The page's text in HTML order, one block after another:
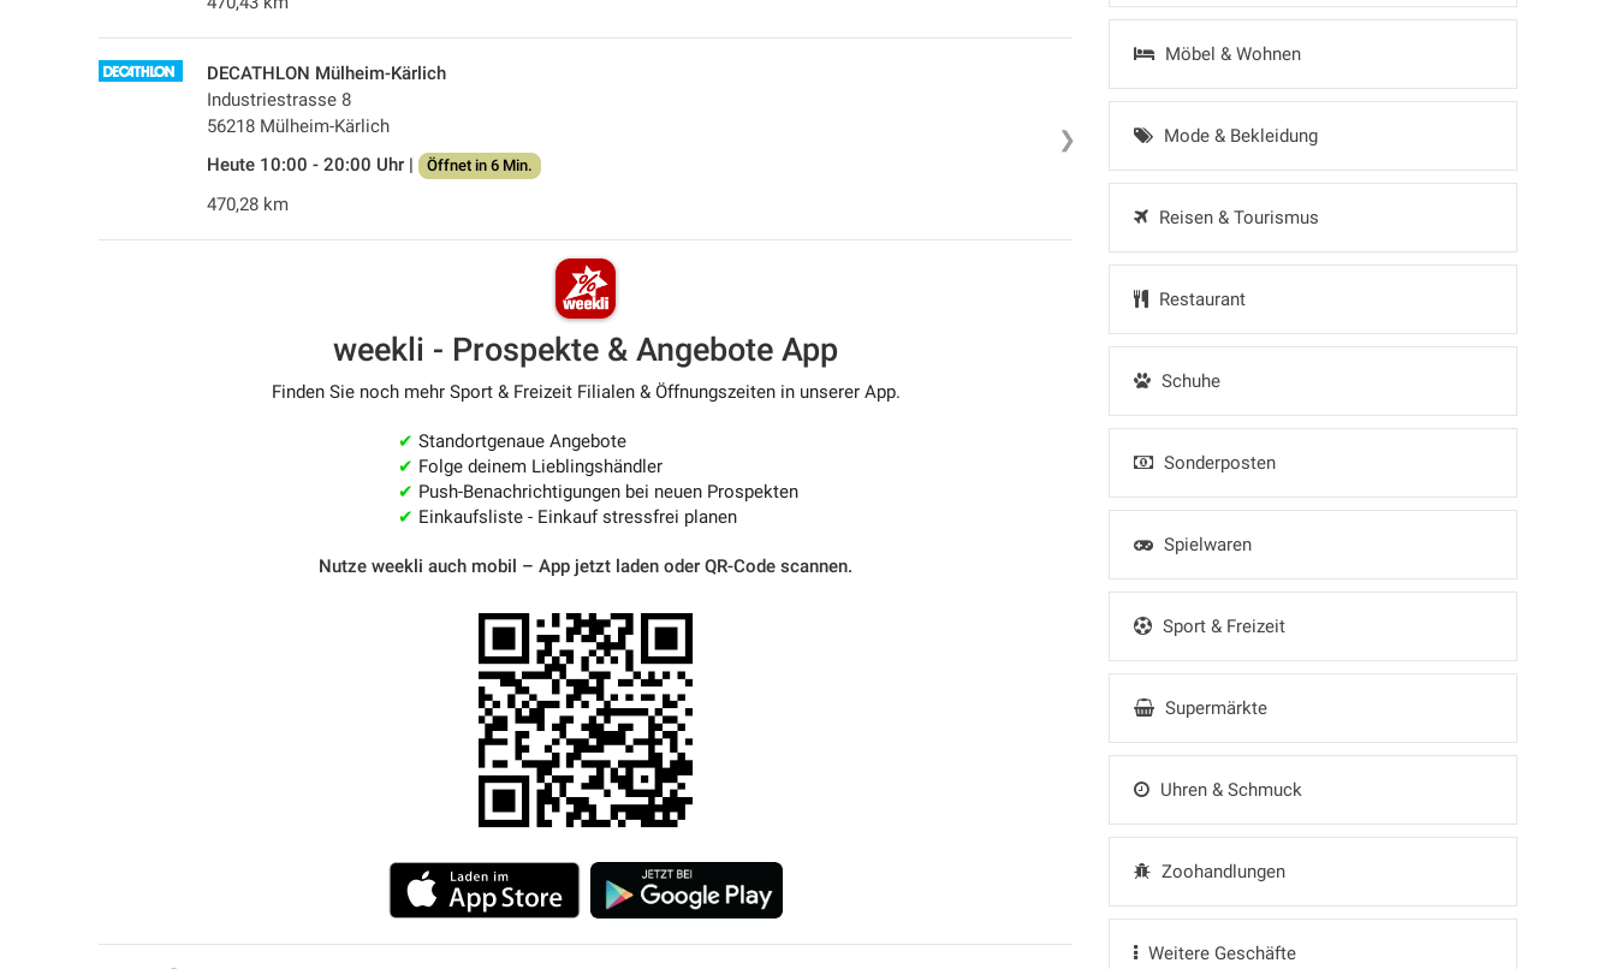
Möbel & Wohnen
Mode & Bekleidung
Reisen & Tourismus
Restaurant
Schuhe
Sonderposten
Spielwaren
Sport & Freizeit
Supermärkte
Uhren & Schmuck
Zoohandlungen
Weitere Geschäfte
❯
DECATHLON Mülheim-Kärlich
Industriestrasse 8
56218 Mülheim-Kärlich
Heute 10:00 - 20:00 Uhr |
Öffnet in 6 Min.
470,28 km
weekli - Prospekte & Angebote App
Finden Sie noch mehr Sport & Freizeit Filialen & Öffnungszeiten in unserer App.
✔ Standortgenaue Angebote
✔ Folge deinem Lieblingshändler
✔ Push-Benachrichtigungen bei neuen Prospekten
✔ Einkaufsliste - Einkauf stressfrei planen
Nutze weekli auch mobil – App jetzt laden oder QR-Code scannen.